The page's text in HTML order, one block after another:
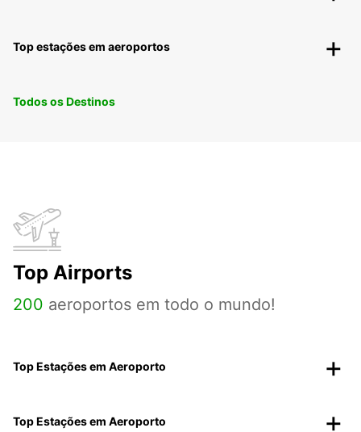
Top estações em aeroportos
Todos os Destinos
Top Airports
200 aeroportos em todo o mundo!
Top Estações em Aeroporto
Top Estações em Aeroporto